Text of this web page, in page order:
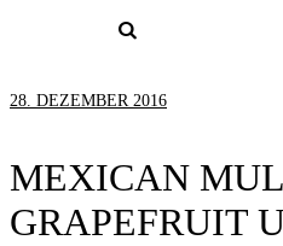
28. DEZEMBER 2016
MEXICAN
GRAPEFRUIT